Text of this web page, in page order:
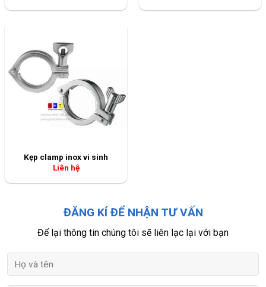
Kẹp clamp inox vi sinh
Liên hệ
ĐĂNG KÍ ĐỂ NHẬN TƯ VẤN
Để lại thông tin chúng tôi sẽ liên lạc lại với bạn